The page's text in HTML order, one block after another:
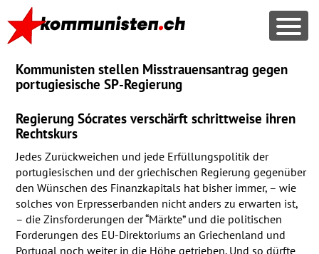
Kommunisten stellen Misstrauensantrag gegen
portugiesische SP-Regierung
Regierung Sócrates verschärft schrittweise ihren
Rechtskurs
Jedes Zurückweichen und jede Erfüllungspolitik der
portugiesischen und der griechischen Regierung gegenüber
den Wünschen des Finanzkapitals hat bisher immer, – wie
solches von Erpresserbanden nicht anders zu erwarten ist,
– die Zinsforderungen der “Märkte” und die politischen
Forderungen des EU-Direktoriums an Griechenland und
Portugal noch weiter in die Höhe getrieben. Und so dürfte